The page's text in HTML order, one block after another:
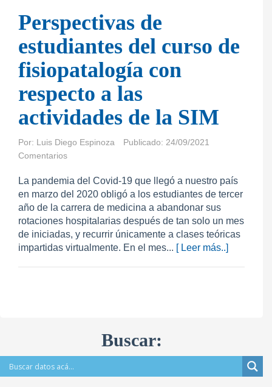
Perspectivas de
estudiantes del curso de
fisiopatalogía con
respecto a las
actividades de la SIM
Por: Luis Diego Espinoza
Publicado: 24/09/2021
Comentarios
La pandemia del Covid-19 que llegó a nuestro país
en marzo del 2020 obligó a los estudiantes de tercer
año de la carrera de medicina a abandonar sus
rotaciones hospitalarias después de tan solo un mes
de iniciadas, y recurrir únicamente a clases teóricas
impartidas virtualmente. En el mes... [ Leer más..]
Buscar: